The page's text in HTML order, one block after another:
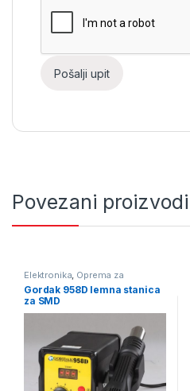
Povezani proizvodi
Elektronika Oprema za
Puhaljke - lemne
stanice za SMD
Gordak 958D lemna stanica
za SMD